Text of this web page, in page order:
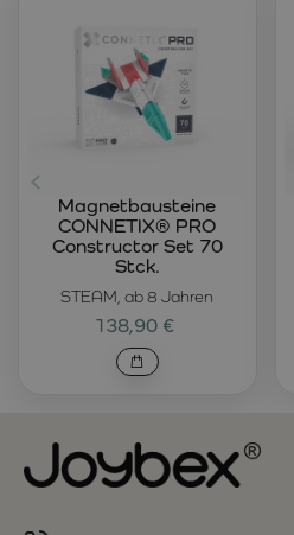
STEAM, ab 8 Jahren
Magnetbausteine
CONNETIX® PRO
Constructor Set 70
Stck.
138,90 €